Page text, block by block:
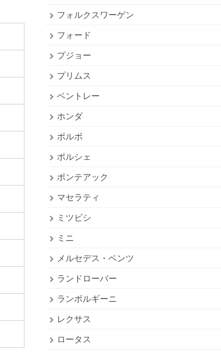
フォルクスワーゲン
フォード
プジョー
プリムス
ベントレー
ホンダ
ボルボ
ポルシェ
ポンテアック
マセラティ
ミツビシ
ミニ
メルセデス・ベンツ
ランドローバー
ランボルギーニ
レクサス
ロータス